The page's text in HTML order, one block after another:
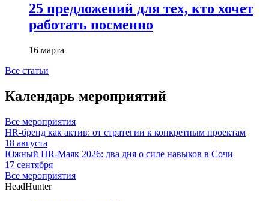
25 предложений для тех, кто хочет
работать посменно
16 марта
Все статьи
Календарь мероприятий
Все мероприятия
HR-бренд как актив: от стратегии к конкретным проектам
18 августа
Южный HR-Маяк 2026: два дня о силе навыков в Сочи
17 сентября
Все мероприятия
HeadHunter